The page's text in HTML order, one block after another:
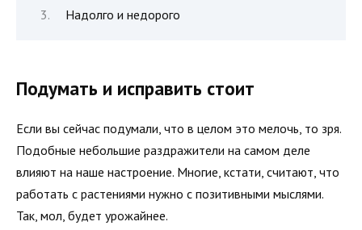
Надолго и недорого
Подумать и исправить стоит
Если вы сейчас подумали, что в целом это мелочь, то зря.
Подобные небольшие раздражители на самом деле
влияют на наше настроение. Многие, кстати, считают, что
работать с растениями нужно с позитивными мыслями.
Так, мол, будет урожайнее.